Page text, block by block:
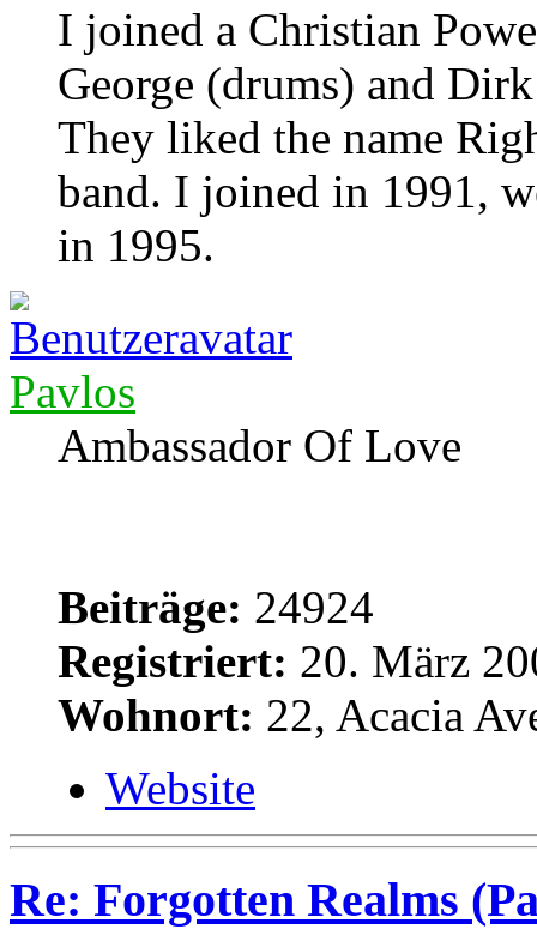
I joined a Christian
George (drums) and
They liked the name
band. I joined in 1991,
in 1995.
Pavlos
Ambassador Of Love
Beiträge: 24924
Registriert: 20. März
Wohnort: 22, Acacia
Website
Re: Forgotten Realms